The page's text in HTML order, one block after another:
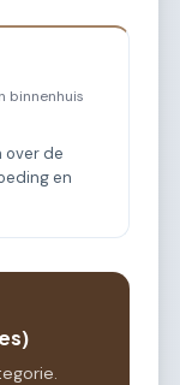
binnenhuis
over de
en